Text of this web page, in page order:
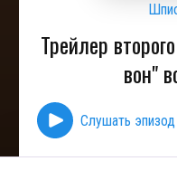
Трейлер
вон"
Слушать эпизод